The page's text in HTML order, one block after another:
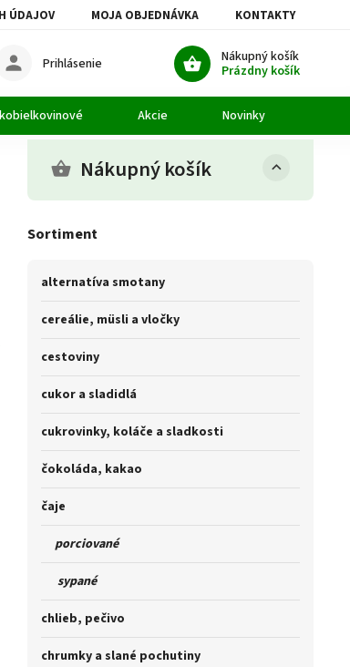
ÚDAJOV MOJA OBJEDNÁVKA KONTAKTY
Nákupný košík
Prázdny košík
Prihlásenie
Akcie Novinky
Nákupný košík
Sortiment
alternatíva smotany
cereálie, müsli a vločky
cestoviny
cukor a sladidlá
cukrovinky, koláče a sladkosti
čokoláda, kakao
čaje
porciované
sypané
chlieb, pečivo
chrumky a slané pochutiny